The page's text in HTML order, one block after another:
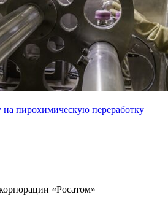
на пирохимическую переработку
«Росатом»